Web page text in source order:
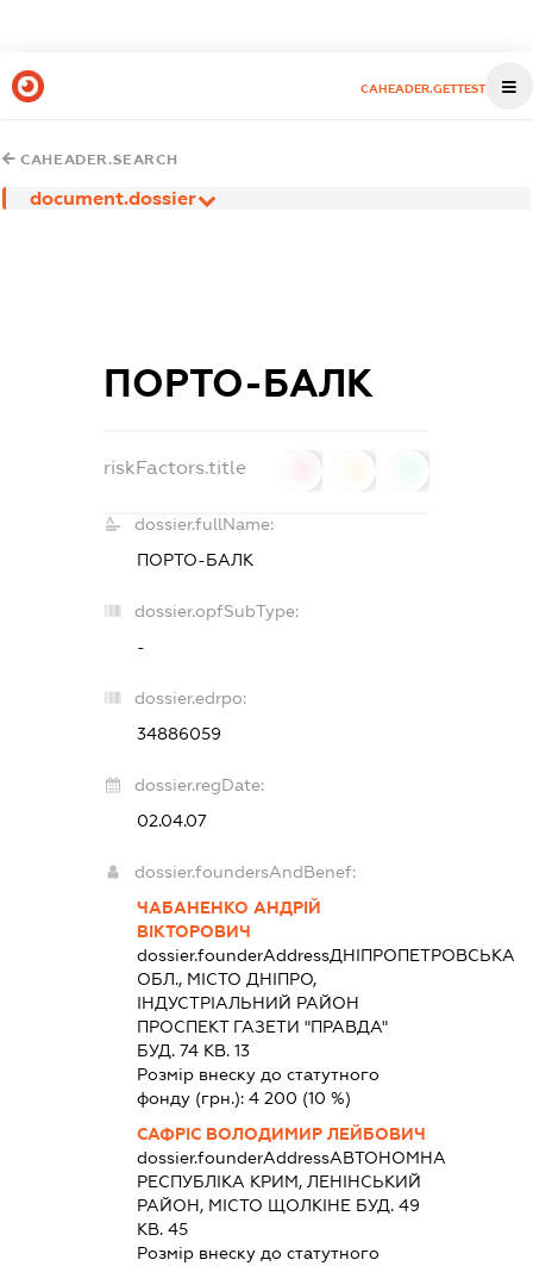
CAHEADER.GETTEST
CAHEADER.SEARCH
document.dossier
ПОРТО-БАЛК
riskFactors.title
dossier.fullName:
ПОРТО-БАЛК
dossier.opfSubType:
-
dossier.edrpo:
34886059
dossier.regDate:
02.04.07
dossier.foundersAndBenef:
ЧАБАНЕНКО АНДРІЙ
ВІКТОРОВИЧ
dossier.founderAddressДНІПРОПЕТРОВСЬКА
ОБЛ., МІСТО ДНІПРО,
ІНДУСТРІАЛЬНИЙ РАЙОН
ПРОСПЕКТ ГАЗЕТИ "ПРАВДА"
БУД. 74 КВ. 13
Розмір внеску до статутного
фонду (грн.): 4 200 (10 %)
САФРІС ВОЛОДИМИР ЛЕЙБОВИЧ
dossier.founderAddressАВТОНОМНА
РЕСПУБЛІКА КРИМ, ЛЕНІНСЬКИЙ
РАЙОН, МІСТО ЩОЛКІНЕ БУД. 49
КВ. 45
Розмір внеску до статутного